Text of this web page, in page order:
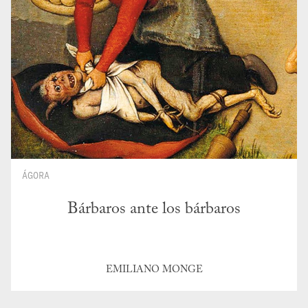
ÁGORA
Bárbaros ante los bárbaros
EMILIANO MONGE